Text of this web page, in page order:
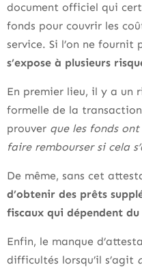
document officiel qui
fonds pour couvrir les
service. Si l’on ne
s’expose à plusieurs
En premier lieu, il y a un
formelle de la
prouver que les fonds
faire rembourser si cela
De même, sans cet
d’obtenir des prêts
fiscaux qui dépendent
Enfin, le manque
difficultés lorsqu’il s’agit